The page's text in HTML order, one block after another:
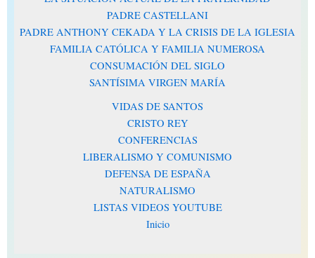
PADRE CASTELLANI
PADRE ANTHONY CEKADA Y LA CRISIS DE LA IGLESIA
FAMILIA CATÓLICA Y FAMILIA NUMEROSA
CONSUMACIÓN DEL SIGLO
SANTÍSIMA VIRGEN MARÍA
VIDAS DE SANTOS
CRISTO REY
CONFERENCIAS
LIBERALISMO Y COMUNISMO
DEFENSA DE ESPAÑA
NATURALISMO
LISTAS VIDEOS YOUTUBE
Inicio